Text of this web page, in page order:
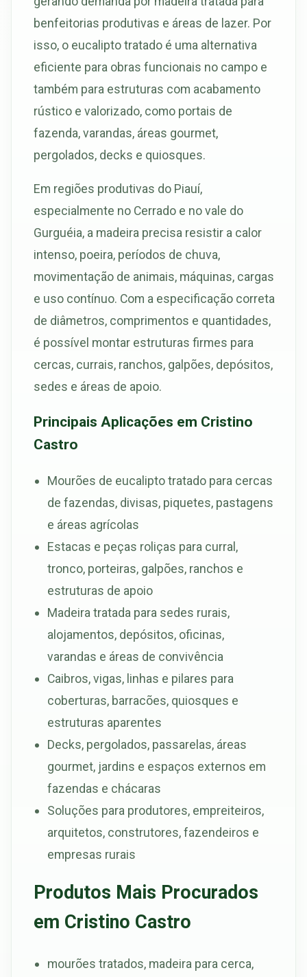
benfeitorias produtivas e áreas de lazer. Por
isso, o eucalipto tratado é uma alternativa
eficiente para obras funcionais no campo e
também para estruturas com acabamento
rústico e valorizado, como portais de
fazenda, varandas, áreas gourmet,
pergolados, decks e quiosques.
Em regiões produtivas do Piauí,
especialmente no Cerrado e no vale do
Gurguéia, a madeira precisa resistir a calor
intenso, poeira, períodos de chuva,
movimentação de animais, máquinas, cargas
e uso contínuo. Com a especificação correta
de diâmetros, comprimentos e quantidades,
é possível montar estruturas firmes para
cercas, currais, ranchos, galpões, depósitos,
sedes e áreas de apoio.
Principais Aplicações em Cristino
Castro
Mourões de eucalipto tratado para cercas
de fazendas, divisas, piquetes, pastagens
e áreas agrícolas
Estacas e peças roliças para curral,
tronco, porteiras, galpões, ranchos e
estruturas de apoio
Madeira tratada para sedes rurais,
alojamentos, depósitos, oficinas,
varandas e áreas de convivência
Caibros, vigas, linhas e pilares para
coberturas, barracões, quiosques e
estruturas aparentes
Decks, pergolados, passarelas, áreas
gourmet, jardins e espaços externos em
fazendas e chácaras
Soluções para produtores, empreiteiros,
arquitetos, construtores, fazendeiros e
empresas rurais
Produtos Mais Procurados
em Cristino Castro
mourões tratados, madeira para cerca,